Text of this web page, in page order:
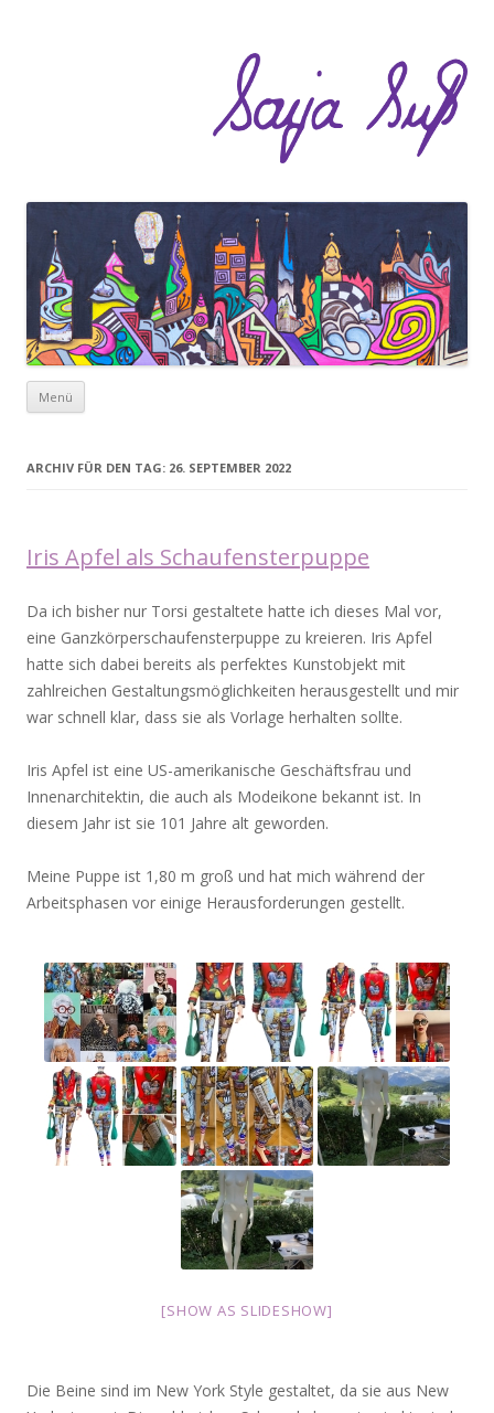
Menü
ARCHIV FÜR DEN TAG: 26. SEPTEMBER 2022
Iris Apfel als Schaufensterpuppe
Da ich bisher nur Torsi gestaltete hatte ich dieses Mal vor,
eine Ganzkörperschaufensterpuppe zu kreieren. Iris Apfel
hatte sich dabei bereits als perfektes Kunstobjekt mit
zahlreichen Gestaltungsmöglichkeiten herausgestellt und mir
war schnell klar, dass sie als Vorlage herhalten sollte.
Iris Apfel ist eine US-amerikanische Geschäftsfrau und
Innenarchitektin, die auch als Modeikone bekannt ist. In
diesem Jahr ist sie 101 Jahre alt geworden.
Meine Puppe ist 1,80 m groß und hat mich während der
Arbeitsphasen vor einige Herausforderungen gestellt.
[SHOW AS SLIDESHOW]
Die Beine sind im New York Style gestaltet, da sie aus New